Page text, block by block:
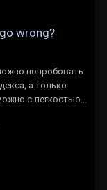
wrong?
попробовать
а только
с легкостью...